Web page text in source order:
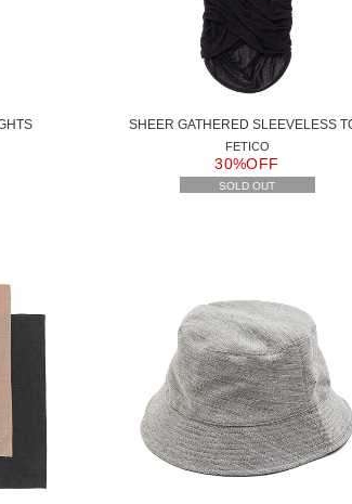
SHEER GATHERED SLEEVELESS
FETICO
30%OFF
SOLD OUT